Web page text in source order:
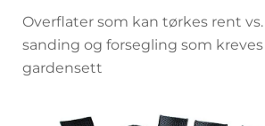
Overflater som kan tørkes rent
sanding og forsegling som
gardensett